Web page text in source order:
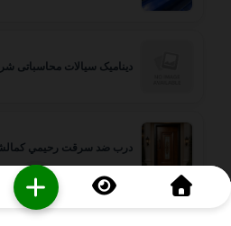
دینامیک سیالات محاسباتی
درب ضد سرقت رحيمي